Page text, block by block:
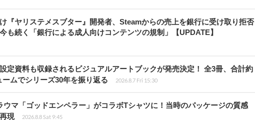
『ヤリステメスブター』開発者、Steamからの売上を銀行に受け取り拒否
も続く「銀行による成人向けコンテンツの規制」【UPDATE】
定資料も収録されるビジュアルアートブックが発売決定！ 全3冊、合計約
ムでシリーズ30年を振り返る
2026.8.7 Fri 15:30
ウマ「ゴッドエンペラー」がコラボTシャツに！当時のパッケージの質感
現
2026.8.8 Sat 9:45